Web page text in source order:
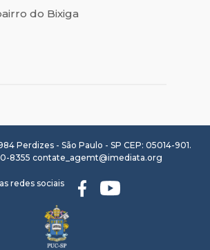
do Bixiga
Perdizes - São Paulo - SP CEP: 05014-901.
8355 contate_agemt@imediata.org
redes sociais